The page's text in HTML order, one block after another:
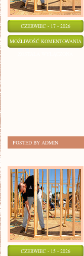
CZERWIEC - 17 - 2026
MOŻLIWOŚĆ KOMENTOWANIA
POSTED BY ADMIN
CZERWIEC - 15 - 2026